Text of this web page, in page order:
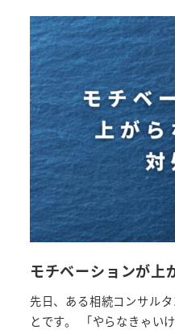
モチベーションが上
先日、ある相続コンサル
とです。 「やらなきゃい